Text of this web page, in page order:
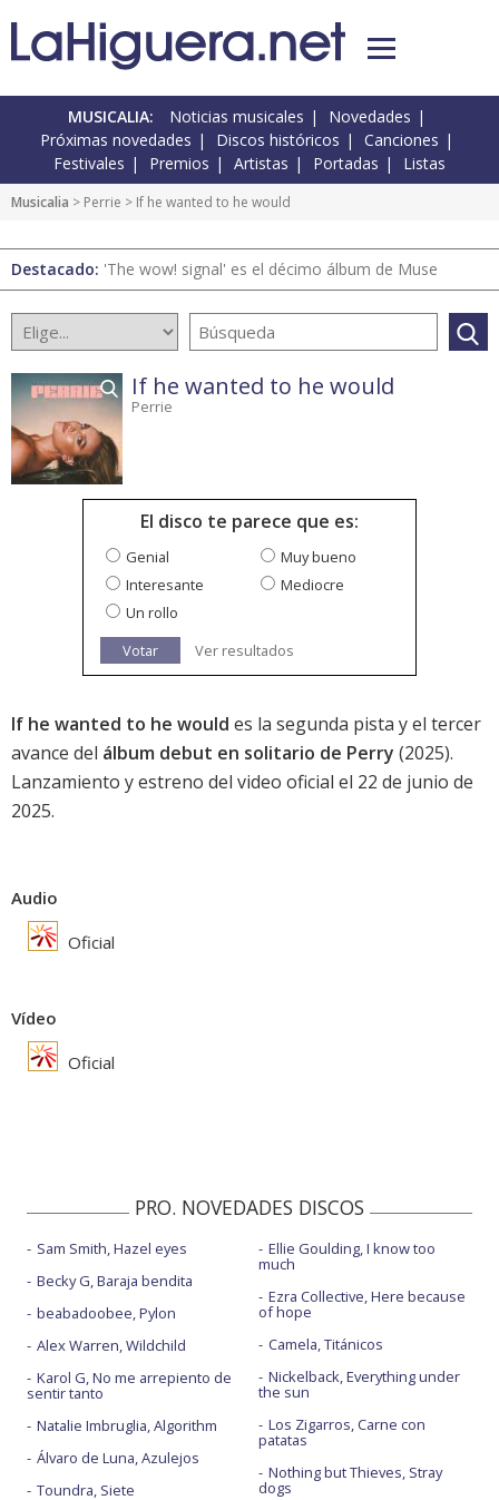
MUSICALIA: Noticias musicales
Novedades
Próximas novedades
Discos históricos
Canciones
Festivales
Premios Artistas Portadas Listas
Musicalia > Perrie > If he wanted to he would
Destacado: 'The wow! signal' es el décimo álbum de Muse
If he wanted to he would
Perrie
El disco te parece que es:
Genial
Muy bueno
Interesante
Mediocre
Un rollo
Votar
Ver resultados
If he wanted to he would es la segunda pista y el tercer
avance del álbum debut en solitario de Perry (2025).
Lanzamiento y estreno del video oficial el 22 de junio de
2025.
Audio
Oficial
Vídeo
Oficial
PRO. NOVEDADES DISCOS
Sam Smith, Hazel eyes
Becky G, Baraja bendita
beabadoobee, Pylon
Alex Warren, Wildchild
Karol G, No me arrepiento de
sentir tanto
Natalie Imbruglia, Algorithm
Álvaro de Luna, Azulejos
Toundra, Siete
Ellie Goulding, I know too
much
Ezra Collective, Here because
of hope
Camela, Titánicos
Nickelback, Everything under
the sun
Los Zigarros, Carne con
patatas
Nothing but Thieves, Stray
dogs